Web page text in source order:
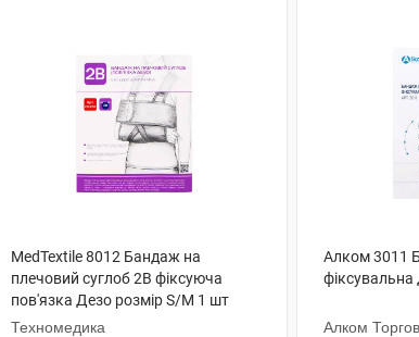
MedTextile 8012 Бандаж на
плечовий суглоб 2B фіксуюча
пов'язка Дезо розмір S/M 1 шт
Техномедика
Алком 3011
фіксувальна
Алком